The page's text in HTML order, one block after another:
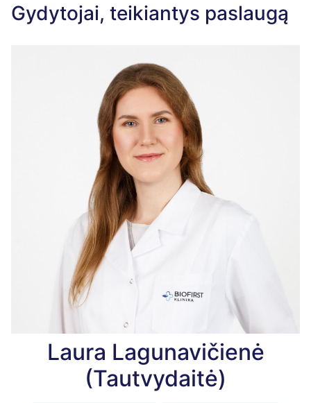
Gydytojai, teikiantys paslaugą
Laura Lagunavičienė
(Tautvydaitė)